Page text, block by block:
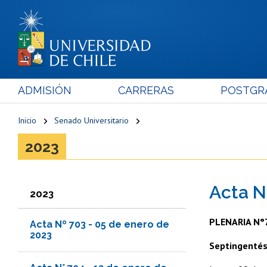
ADMISIÓN CARRERAS
Inicio Senado Universitario
2023
2023
Acta Nº 703 - 05 de enero de
2023
Acta
PLENARIA